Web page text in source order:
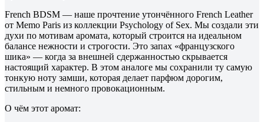
French BDSM — наше прочтение утончённого French Leather
от Memo Paris из коллекции Psychology of Sex. Мы создали эти
духи по мотивам аромата, который строится на идеальном
балансе нежности и строгости. Это запах «французского
шика» — когда за внешней сдержанностью скрывается
настоящий характер. В этом аналоге мы сохранили ту самую
тонкую ноту замши, которая делает парфюм дорогим,
стильным и немного провокационным.
О чём этот аромат: